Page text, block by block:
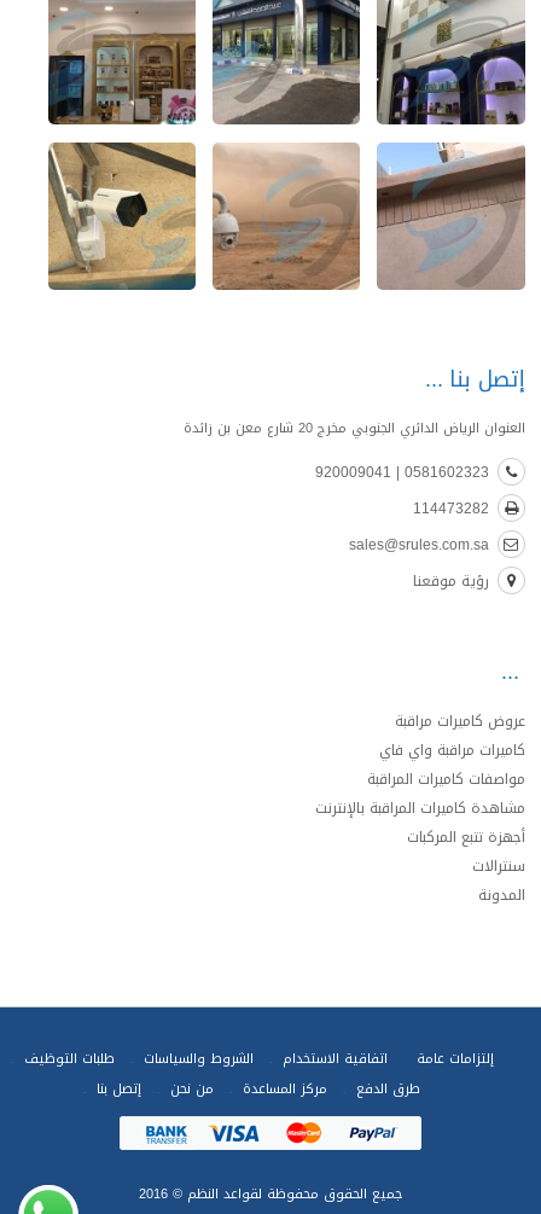
إتصل بنا
العنوان الرياض الدائري الجنوبي مخرج 20 شارع معن بن زائدة
0581602323 | 920009041
114473282
sales@srules.com.sa
رؤية موقعنا
عروض كاميرات مراقبة
كاميرات مراقبة واي فاي
مواصفات كاميرات المراقبة
مشاهدة كاميرات المراقبة بالإنترنت
أجهزة تتبع المركبات
سنترالات
المدونة
إلتزامات عامة اتفاقية الاستخدام الشروط والسياسات
طلبات التوظيف
طرق الدفع
مركز المساعدة من نحن إتصل بنا
جميع الحقوق محفوظة لقواعد النظم © 2016